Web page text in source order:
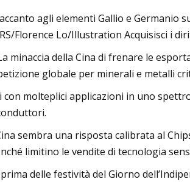
agli elementi Gallio e Germanio
Florence Lo/Illustration Acquisisci i
minaccia della Cina di frenare le
globale per minerali e metalli
molteplici applicazioni in uno
sembra una risposta calibrata al
limitino le vendite di tecnologia
delle festività del Giorno